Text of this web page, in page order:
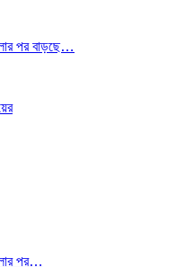
পর বাড়ছে…
পর…